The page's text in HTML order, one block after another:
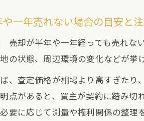
や一年売れない場合の目安と
売却が半年や一年経っても売れな
の状態、周辺環境の変化などが挙
、査定価格が相場より高すぎたり
点があると、買主が契約に踏み
要に応じて測量や権利関係の整理